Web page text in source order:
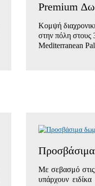
Premium
Κομψή
στην πόληστους
Mediterranean
Με σεβασμό
υπάρχουν ειδίκα